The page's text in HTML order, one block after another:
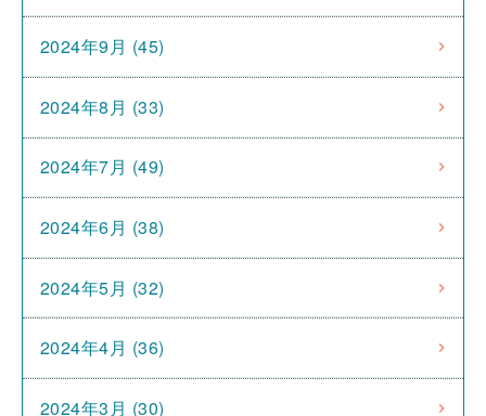
2024年9月 (45)
2024年8月 (33)
2024年7月 (49)
2024年6月 (38)
2024年5月 (32)
2024年4月 (36)
2024年3月 (30)